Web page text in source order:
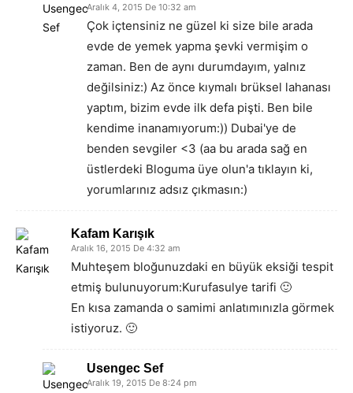
Aralık 4, 2015 De 10:32 am
Çok içtensiniz ne güzel ki size bile arada
evde de yemek yapma şevki vermişim o
zaman. Ben de aynı durumdayım, yalnız
değilsiniz:) Az önce kıymalı brüksel lahanası
yaptım, bizim evde ilk defa pişti. Ben bile
kendime inanamıyorum:)) Dubai'ye de
benden sevgiler <3 (aa bu arada sağ en
üstlerdeki Bloguma üye olun'a tıklayın ki,
yorumlarınız adsız çıkmasın:)
Kafam Karışık
Aralık 16, 2015 De 4:32 am
Muhteşem bloğunuzdaki en büyük eksiği tespit
etmiş bulunuyorum:Kurufasulye tarifi 🙂
En kısa zamanda o samimi anlatımınızla görmek
istiyoruz. 🙂
Usengec Sef
Aralık 19, 2015 De 8:24 pm